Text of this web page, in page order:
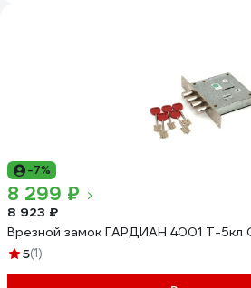
-7%
8 299 ₽
8 923 ₽
Врезной замок ГАРДИАН 4001 Т-5кл
5(1)